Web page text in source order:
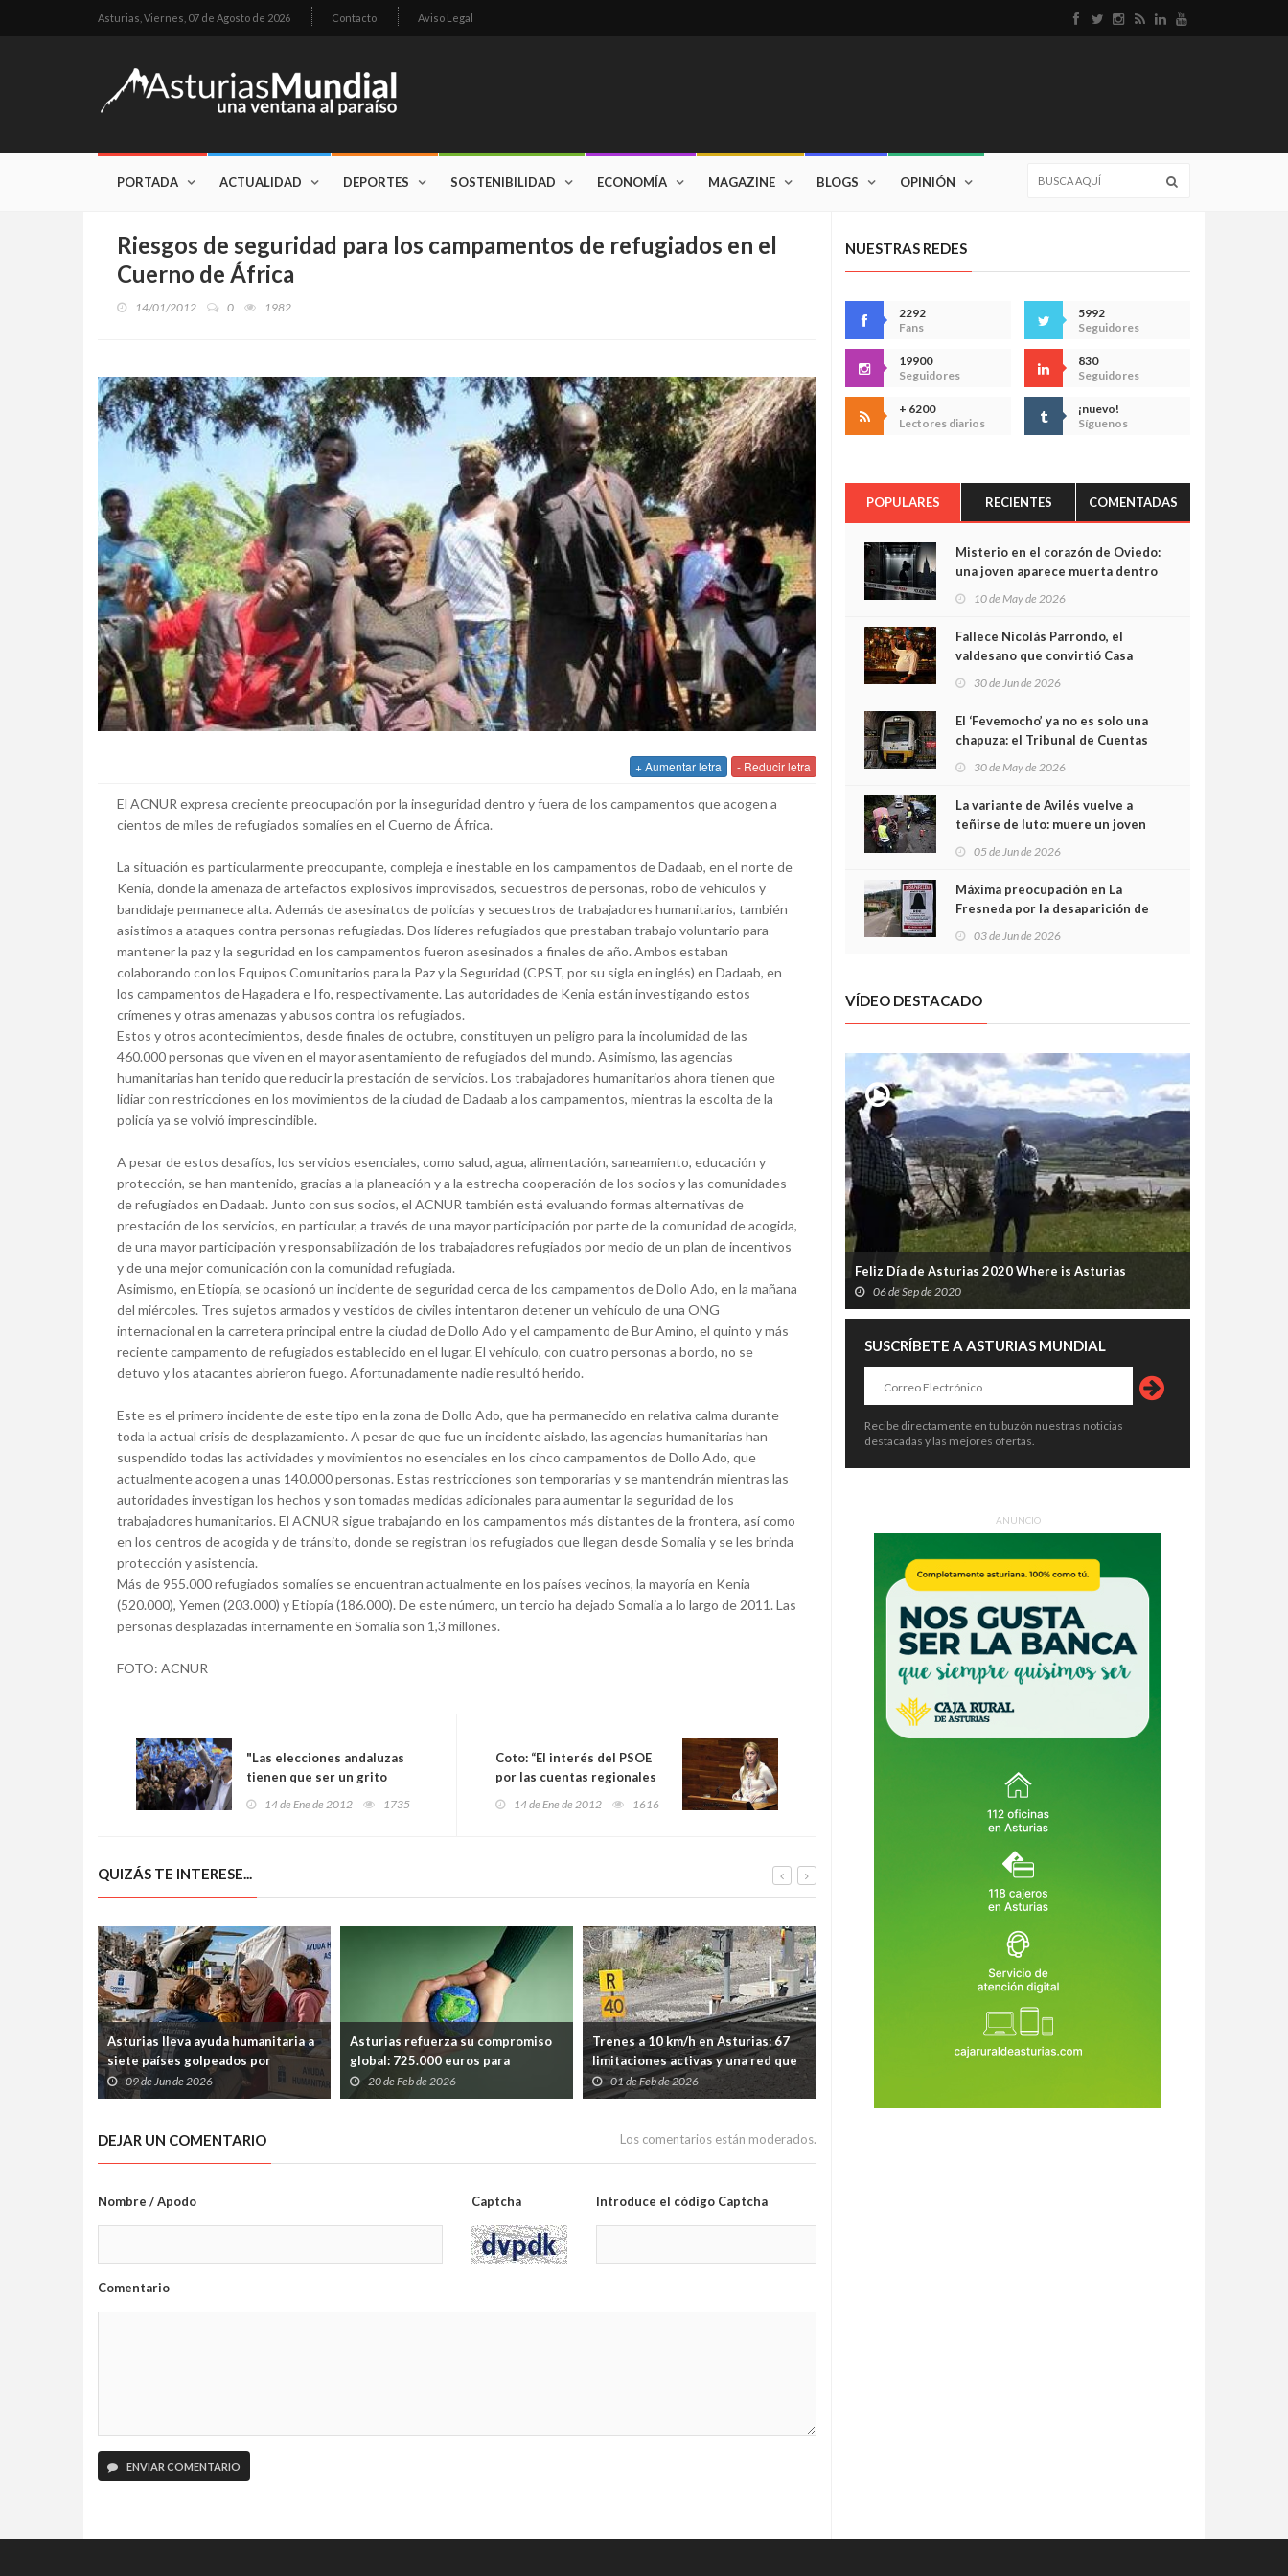
Asturias, Viernes, 07 de Agosto de 2026 Contacto Aviso Legal
PORTADA ACTUALIDAD DEPORTES SOSTENIBILIDAD ECONOMÍA MAGAZINE BLOGS OPINIÓN
Riesgos de seguridad para los campamentos de refugiados en el
Cuerno de África
14/01/2012 0 1982
+ Aumentar letra - Reducir letra
El ACNUR expresa creciente preocupación por la inseguridad dentro y fuera de los campamentos que acogen a
cientos de miles de refugiados somalíes en el Cuerno de África.
La situación es particularmente preocupante, compleja e inestable en los campamentos de Dadaab, en el norte de
Kenia, donde la amenaza de artefactos explosivos improvisados, secuestros de personas, robo de vehículos y
bandidaje permanece alta. Además de asesinatos de policías y secuestros de trabajadores humanitarios, también
asistimos a ataques contra personas refugiadas. Dos líderes refugiados que prestaban trabajo voluntario para
mantener la paz y la seguridad en los campamentos fueron asesinados a finales de año. Ambos estaban
colaborando con los Equipos Comunitarios para la Paz y la Seguridad (CPST, por su sigla en inglés) en Dadaab, en
los campamentos de Hagadera e Ifo, respectivamente. Las autoridades de Kenia están investigando estos
crímenes y otras amenazas y abusos contra los refugiados.
Estos y otros acontecimientos, desde finales de octubre, constituyen un peligro para la incolumidad de las
460.000 personas que viven en el mayor asentamiento de refugiados del mundo. Asimismo, las agencias
humanitarias han tenido que reducir la prestación de servicios. Los trabajadores humanitarios ahora tienen que
lidiar con restricciones en los movimientos de la ciudad de Dadaab a los campamentos, mientras la escolta de la
policía ya se volvió imprescindible.
A pesar de estos desafíos, los servicios esenciales, como salud, agua, alimentación, saneamiento, educación y
protección, se han mantenido, gracias a la planeación y a la estrecha cooperación de los socios y las comunidades
de refugiados en Dadaab. Junto con sus socios, el ACNUR también está evaluando formas alternativas de
prestación de los servicios, en particular, a través de una mayor participación por parte de la comunidad de acogida,
de una mayor participación y responsabilización de los trabajadores refugiados por medio de un plan de incentivos
y de una mejor comunicación con la comunidad refugiada.
Asimismo, en Etiopía, se ocasionó un incidente de seguridad cerca de los campamentos de Dollo Ado, en la mañana
del miércoles. Tres sujetos armados y vestidos de civiles intentaron detener un vehículo de una ONG
internacional en la carretera principal entre la ciudad de Dollo Ado y el campamento de Bur Amino, el quinto y más
reciente campamento de refugiados establecido en el lugar. El vehículo, con cuatro personas a bordo, no se
detuvo y los atacantes abrieron fuego. Afortunadamente nadie resultó herido.
Este es el primero incidente de este tipo en la zona de Dollo Ado, que ha permanecido en relativa calma durante
toda la actual crisis de desplazamiento. A pesar de que fue un incidente aislado, las agencias humanitarias han
suspendido todas las actividades y movimientos no esenciales en los cinco campamentos de Dollo Ado, que
actualmente acogen a unas 140.000 personas. Estas restricciones son temporarias y se mantendrán mientras las
autoridades investigan los hechos y son tomadas medidas adicionales para aumentar la seguridad de los
trabajadores humanitarios. El ACNUR sigue trabajando en los campamentos más distantes de la frontera, así como
en los centros de acogida y de tránsito, donde se registran los refugiados que llegan desde Somalia y se les brinda
protección y asistencia.
Más de 955.000 refugiados somalíes se encuentran actualmente en los países vecinos, la mayoría en Kenia
(520.000), Yemen (203.000) y Etiopía (186.000). De este número, un tercio ha dejado Somalia a lo largo de 2011. Las
personas desplazadas internamente en Somalia son 1,3 millones.
FOTO: ACNUR
"Las elecciones andaluzas
tienen que ser un grito
contra la resignación, la
14 de Ene de 2012 1735
Coto: “El interés del PSOE
por las cuentas regionales
es nulo”
14 de Ene de 2012 1616
QUIZÁS TE INTERESE...
Asturias lleva ayuda humanitaria a
siete países golpeados por
guerras, hambre y desastres
naturales
09 de Jun de 2026
Asturias refuerza su compromiso
global: 725.000 euros para
educación solidaria y ayuda
humanitaria
20 de Feb de 2026
Trenes a 10 km/h en Asturias: 67
limitaciones activas y una red que
avanza con el freno echado
mientras España revisa su
01 de Feb de 2026
por la tragedia de Adamuz y sigue a
jóvenes cooperantes participen
DEJAR UN COMENTARIO Los comentarios están moderados.
Nombre / Apodo Captcha Introduce el código Captcha
Comentario
ENVIAR COMENTARIO
NUESTRAS REDES
2292
Fans
5992
Seguidores
19900
Seguidores
830
Seguidores
+ 6200
Lectores diarios
¡nuevo!
Síguenos
POPULARES RECIENTES COMENTADAS
Misterio en el corazón de Oviedo:
una joven aparece muerta dentro
cámaras captan sus últimos
minutos
10 de May de 2026
Fallece Nicolás Parrondo, el
valdesano que convirtió Casa
30 de Jun de 2026
El ‘Fevemocho’ ya no es solo una
chapuza: el Tribunal de Cuentas
sobrecoste de los trenes que no
cabían por los túneles
30 de May de 2026
La variante de Avilés vuelve a
teñirse de luto: muere un joven
05 de Jun de 2026
Máxima preocupación en La
Fresneda por la desaparición de
03 de Jun de 2026
VÍDEO DESTACADO
Feliz Día de Asturias 2020 Where is Asturias
06 de Sep de 2020
SUSCRÍBETE A ASTURIAS MUNDIAL
Recibe directamente en tu buzón nuestras noticias
destacadas y las mejores ofertas.
ANUNCIO